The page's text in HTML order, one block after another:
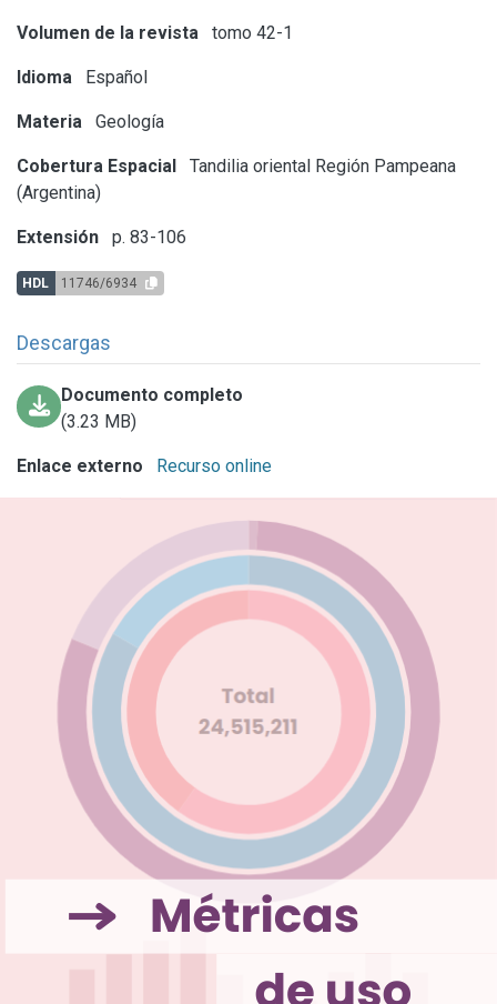
Volumen de la revista tomo 42-1
Idioma Español
Materia Geología
Cobertura Espacial Tandilia oriental Región Pampeana
(Argentina)
Extensión p. 83-106
HDL 11746/6934
Descargas
Documento completo
(3.23 MB)
Enlace externo Recurso online